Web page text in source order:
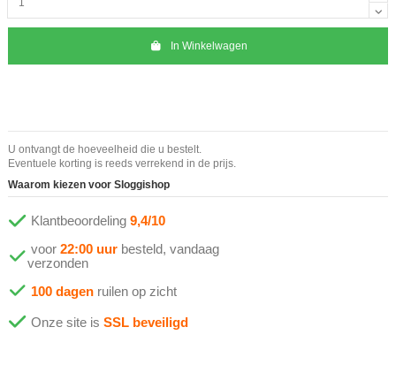
In Winkelwagen
U ontvangt de hoeveelheid die u bestelt.
Eventuele korting is reeds verrekend in de prijs.
Waarom kiezen voor Sloggishop
Klantbeoordeling 9,4/10
voor 22:00 uur besteld, vandaag
verzonden
100 dagen ruilen op zicht
Onze site is SSL beveiligd